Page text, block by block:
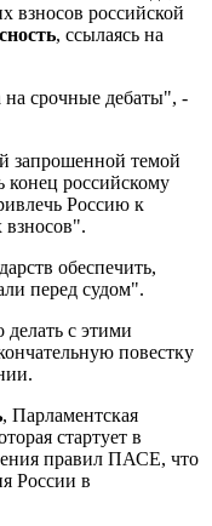
взносов российской
, ссылаясь на
на срочные дебаты", -
запрошенной темой
конец российскому
Россию к
взносов".
обеспечить,
перед судом".
с этими
повестку
, Парламентская
стартует в
правил ПАСЕ, что
России в